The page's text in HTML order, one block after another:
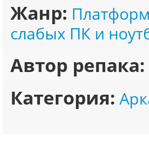
Жанр:
слабых ПК и
Автор репака:
Категория: